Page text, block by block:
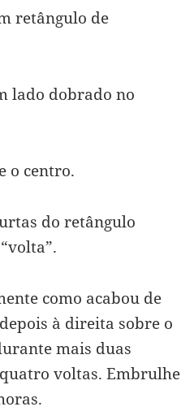
retângulo de
lado dobrado no
o centro.
do retângulo
como acabou de
à direita sobre o
mais duas
voltas. Embrulhe